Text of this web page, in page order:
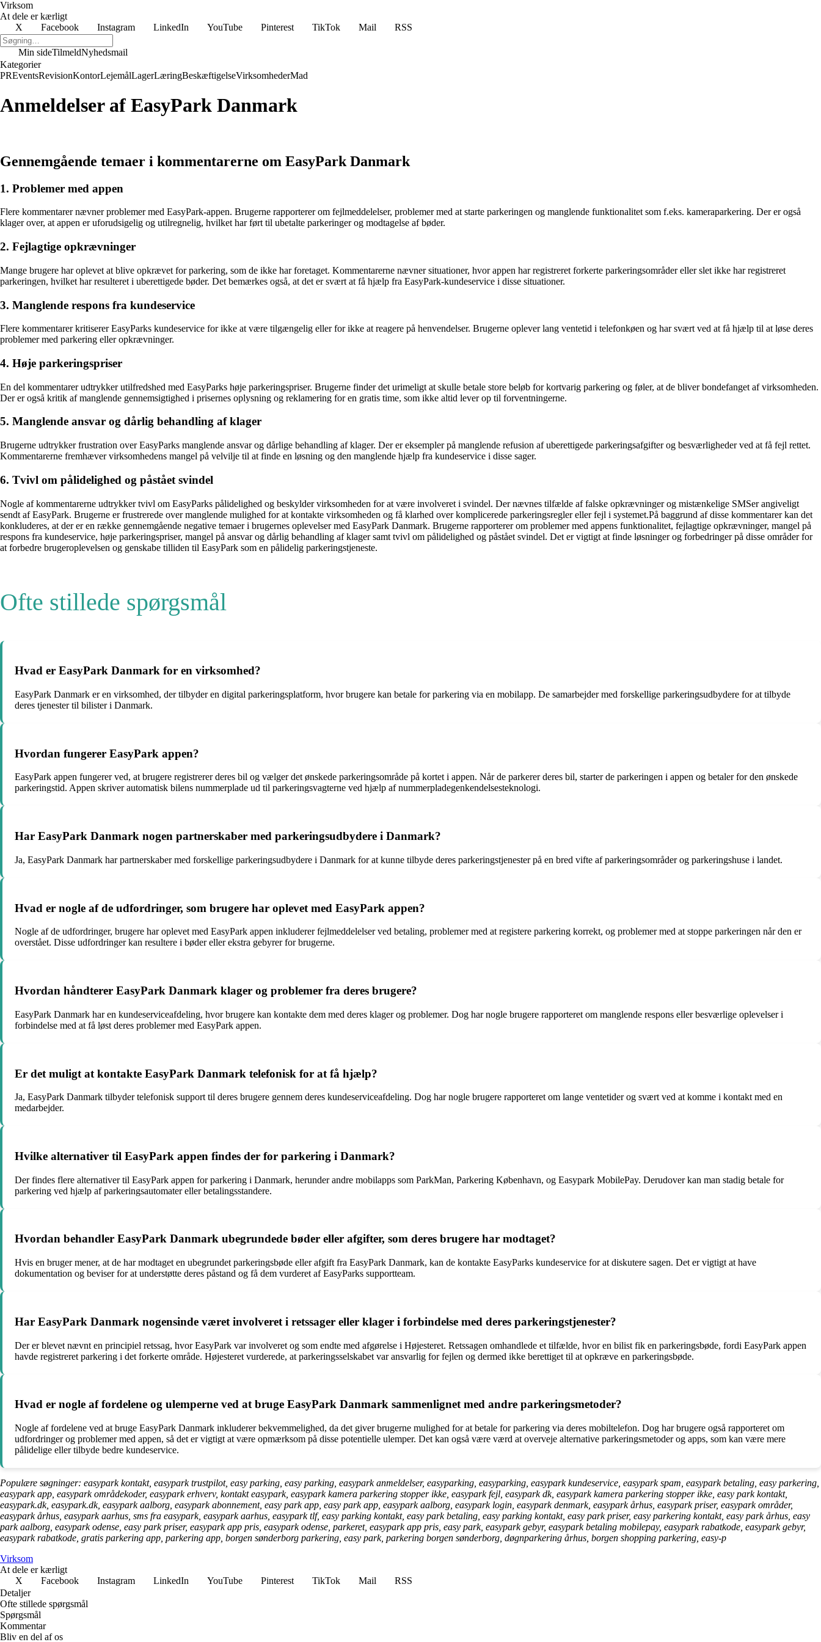
Virksom
At dele er kærligt
X
Facebook Instagram LinkedIn YouTube Pinterest TikTok Mail RSS
Min sideTilmeldNyhedsmail
Kategorier
PREventsRevisionKontorLejemålLagerLæringBeskæftigelseVirksomhederMad
Anmeldelser af EasyPark Danmark
Gennemgående temaer i kommentarerne om EasyPark Danmark
1. Problemer med appen
Flere kommentarer nævner problemer med EasyPark-appen. Brugerne rapporterer om fejlmeddelelser, problemer med at starte parkeringen og manglende funktionalitet som f.eks. kameraparkering. Der er også
klager over, at appen er uforudsigelig og utilregnelig, hvilket har ført til ubetalte parkeringer og modtagelse af bøder.
2. Fejlagtige opkrævninger
Mange brugere har oplevet at blive opkrævet for parkering, som de ikke har foretaget. Kommentarerne nævner situationer, hvor appen har registreret forkerte parkeringsområder eller slet ikke har registreret
parkeringen, hvilket har resulteret i uberettigede bøder. Det bemærkes også, at det er svært at få hjælp fra EasyPark-kundeservice i disse situationer.
3. Manglende respons fra kundeservice
Flere kommentarer kritiserer EasyParks kundeservice for ikke at være tilgængelig eller for ikke at reagere på henvendelser. Brugerne oplever lang ventetid i telefonkøen og har svært ved at få hjælp til at løse deres
problemer med parkering eller opkrævninger.
4. Høje parkeringspriser
En del kommentarer udtrykker utilfredshed med EasyParks høje parkeringspriser. Brugerne finder det urimeligt at skulle betale store beløb for kortvarig parkering og føler, at de bliver bondefanget af virksomheden.
Der er også kritik af manglende gennemsigtighed i prisernes oplysning og reklamering for en gratis time, som ikke altid lever op til forventningerne.
5. Manglende ansvar og dårlig behandling af klager
Brugerne udtrykker frustration over EasyParks manglende ansvar og dårlige behandling af klager. Der er eksempler på manglende refusion af uberettigede parkeringsafgifter og besværligheder ved at få fejl rettet.
Kommentarerne fremhæver virksomhedens mangel på velvilje til at finde en løsning og den manglende hjælp fra kundeservice i disse sager.
6. Tvivl om pålidelighed og påstået svindel
Nogle af kommentarerne udtrykker tvivl om EasyParks pålidelighed og beskylder virksomheden for at være involveret i svindel. Der nævnes tilfælde af falske opkrævninger og mistænkelige SMSer angiveligt
sendt af EasyPark. Brugerne er frustrerede over manglende mulighed for at kontakte virksomheden og få klarhed over komplicerede parkeringsregler eller fejl i systemet.På baggrund af disse kommentarer kan det
konkluderes, at der er en række gennemgående negative temaer i brugernes oplevelser med EasyPark Danmark. Brugerne rapporterer om problemer med appens funktionalitet, fejlagtige opkrævninger, mangel på
respons fra kundeservice, høje parkeringspriser, mangel på ansvar og dårlig behandling af klager samt tvivl om pålidelighed og påstået svindel. Det er vigtigt at finde løsninger og forbedringer på disse områder for
at forbedre brugeroplevelsen og genskabe tilliden til EasyPark som en pålidelig parkeringstjeneste.
Ofte stillede spørgsmål
Hvad er EasyPark Danmark for en virksomhed?
EasyPark Danmark er en virksomhed, der tilbyder en digital parkeringsplatform, hvor brugere kan betale for parkering via en mobilapp. De samarbejder med forskellige parkeringsudbydere for at tilbyde
deres tjenester til bilister i Danmark.
Hvordan fungerer EasyPark appen?
EasyPark appen fungerer ved, at brugere registrerer deres bil og vælger det ønskede parkeringsområde på kortet i appen. Når de parkerer deres bil, starter de parkeringen i appen og betaler for den ønskede
parkeringstid. Appen skriver automatisk bilens nummerplade ud til parkeringsvagterne ved hjælp af nummerpladegenkendelsesteknologi.
Har EasyPark Danmark nogen partnerskaber med parkeringsudbydere i Danmark?
Ja, EasyPark Danmark har partnerskaber med forskellige parkeringsudbydere i Danmark for at kunne tilbyde deres parkeringstjenester på en bred vifte af parkeringsområder og parkeringshuse i landet.
Hvad er nogle af de udfordringer, som brugere har oplevet med EasyPark appen?
Nogle af de udfordringer, brugere har oplevet med EasyPark appen inkluderer fejlmeddelelser ved betaling, problemer med at registere parkering korrekt, og problemer med at stoppe parkeringen når den er
overstået. Disse udfordringer kan resultere i bøder eller ekstra gebyrer for brugerne.
Hvordan håndterer EasyPark Danmark klager og problemer fra deres brugere?
EasyPark Danmark har en kundeserviceafdeling, hvor brugere kan kontakte dem med deres klager og problemer. Dog har nogle brugere rapporteret om manglende respons eller besværlige oplevelser i
forbindelse med at få løst deres problemer med EasyPark appen.
Er det muligt at kontakte EasyPark Danmark telefonisk for at få hjælp?
Ja, EasyPark Danmark tilbyder telefonisk support til deres brugere gennem deres kundeserviceafdeling. Dog har nogle brugere rapporteret om lange ventetider og svært ved at komme i kontakt med en
medarbejder.
Hvilke alternativer til EasyPark appen findes der for parkering i Danmark?
Der findes flere alternativer til EasyPark appen for parkering i Danmark, herunder andre mobilapps som ParkMan, Parkering København, og Easypark MobilePay. Derudover kan man stadig betale for
parkering ved hjælp af parkeringsautomater eller betalingsstandere.
Hvordan behandler EasyPark Danmark ubegrundede bøder eller afgifter, som deres brugere har modtaget?
Hvis en bruger mener, at de har modtaget en ubegrundet parkeringsbøde eller afgift fra EasyPark Danmark, kan de kontakte EasyParks kundeservice for at diskutere sagen. Det er vigtigt at have
dokumentation og beviser for at understøtte deres påstand og få dem vurderet af EasyParks supportteam.
Har EasyPark Danmark nogensinde været involveret i retssager eller klager i forbindelse med deres parkeringstjenester?
Der er blevet nævnt en principiel retssag, hvor EasyPark var involveret og som endte med afgørelse i Højesteret. Retssagen omhandlede et tilfælde, hvor en bilist fik en parkeringsbøde, fordi EasyPark appen
havde registreret parkering i det forkerte område. Højesteret vurderede, at parkeringsselskabet var ansvarlig for fejlen og dermed ikke berettiget til at opkræve en parkeringsbøde.
Hvad er nogle af fordelene og ulemperne ved at bruge EasyPark Danmark sammenlignet med andre parkeringsmetoder?
Nogle af fordelene ved at bruge EasyPark Danmark inkluderer bekvemmelighed, da det giver brugerne mulighed for at betale for parkering via deres mobiltelefon. Dog har brugere også rapporteret om
udfordringer og problemer med appen, så det er vigtigt at være opmærksom på disse potentielle ulemper. Det kan også være værd at overveje alternative parkeringsmetoder og apps, som kan være mere
pålidelige eller tilbyde bedre kundeservice.
Populære søgninger: easypark kontakt, easypark trustpilot, easy parking, easy parking, easypark anmeldelser, easyparking, easyparking, easypark kundeservice, easypark spam, easypark betaling, easy parkering,
easypark app, easypark områdekoder, easypark erhverv, kontakt easypark, easypark kamera parkering stopper ikke, easypark fejl, easypark dk, easypark kamera parkering stopper ikke, easy park kontakt,
easypark.dk, easypark.dk, easypark aalborg, easypark abonnement, easy park app, easy park app, easypark aalborg, easypark login, easypark denmark, easypark århus, easypark priser, easypark områder,
easypark århus, easypark aarhus, sms fra easypark, easypark aarhus, easypark tlf, easy parking kontakt, easy park betaling, easy parking kontakt, easy park priser, easy parkering kontakt, easy park århus, easy
park aalborg, easypark odense, easy park priser, easypark app pris, easypark odense, parkeret, easypark app pris, easy park, easypark gebyr, easypark betaling mobilepay, easypark rabatkode, easypark gebyr,
easypark rabatkode, gratis parkering app, parkering app, borgen sønderborg parkering, easy park, parkering borgen sønderborg, døgnparkering århus, borgen shopping parkering, easy-p
Virksom
At dele er kærligt
X
Facebook Instagram LinkedIn YouTube Pinterest TikTok Mail
RSS
Detaljer
Ofte stillede spørgsmål
Spørgsmål
Kommentar
Bliv en del af os